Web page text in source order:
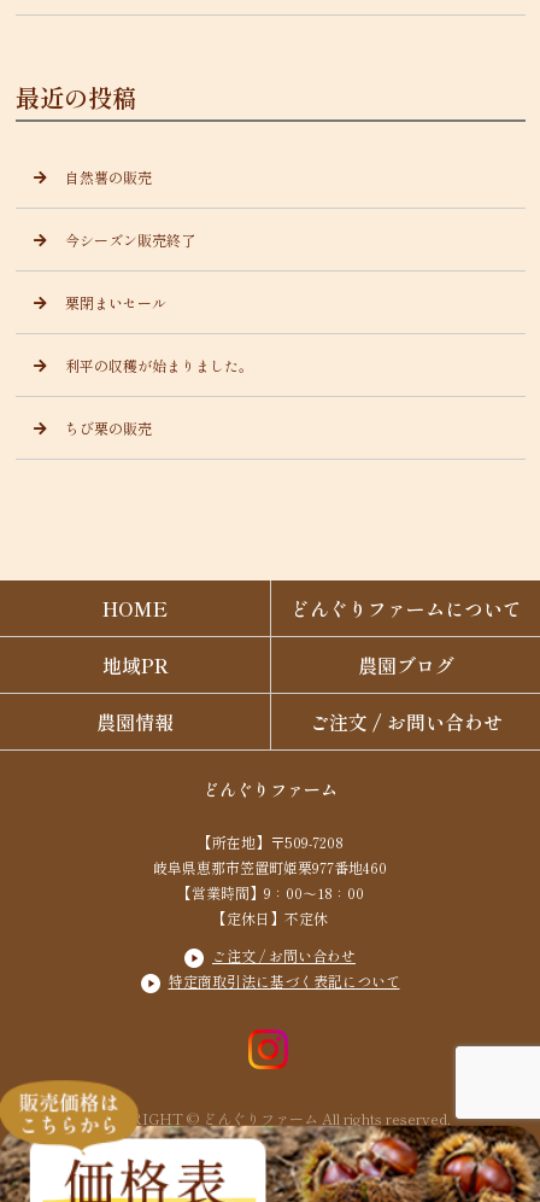
最近の投稿
自然薯の販売
今シーズン販売終了
栗閉まいセール
利平の収穫が始まりました。
ちび栗の販売
HOME
どんぐりファームについて
地域PR
農園ブログ
農園情報
ご注文 / お問い合わせ
どんぐりファーム
【所在地】〒509-7208
岐阜県恵那市笠置町姫栗977番地460
【営業時間】9：00～18：00
【定休日】不定休
ご注文 / お問い合わせ
特定商取引法に基づく表記について
COPYRIGHT © どんぐりファーム All rights reserved.